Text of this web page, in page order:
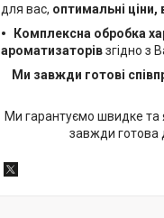
для вас, оптимальні
Комплексна обробка
ароматизаторівзгідно з
Ми завжди готові
Ми гарантуємо швидке та
завжди готова